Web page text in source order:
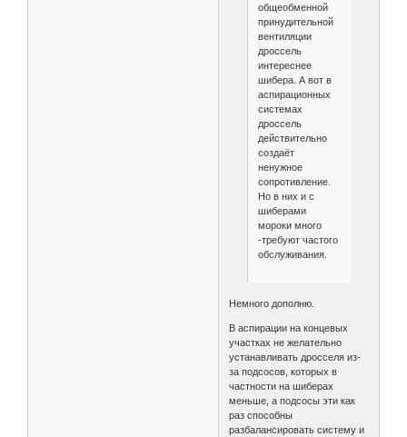
общеобменной
принудительной
вентиляции
дроссель
интереснее
шибера. А вот в
аспирационных
системах
дроссель
действительно
создаёт
ненужное
сопротивление.
Но в них и с
шиберами
мороки много
-требуют частого
обслуживания.
Немного дополню.
В аспирации на концевых
участках не желательно
устанавливать дросселя из-
за подсосов, которых в
частности на шиберах
меньше, а подсосы эти как
раз способны
разбалансировать систему и